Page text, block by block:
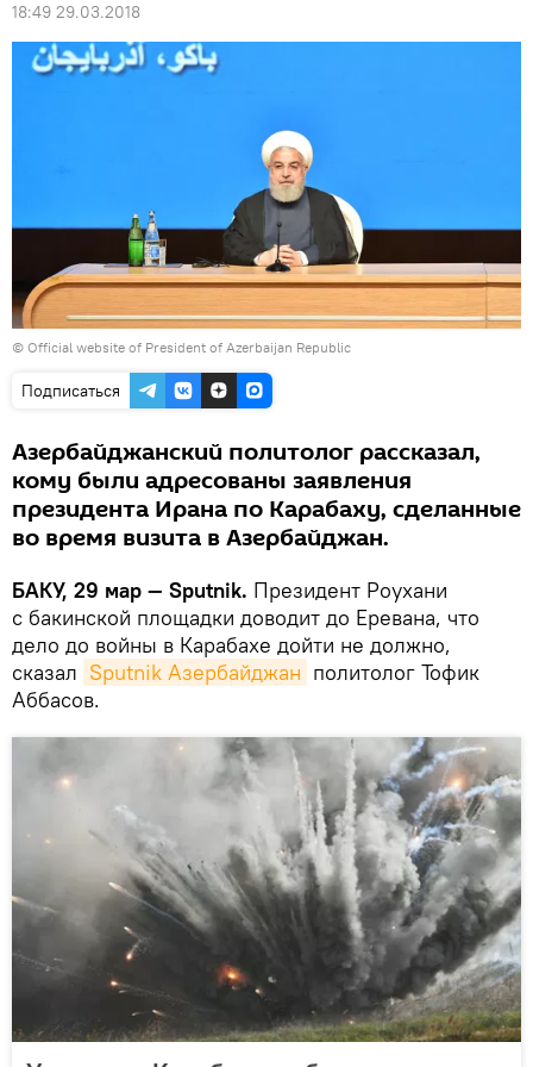
18:49 29.03.2018
© Official website of President of Azerbaijan Republic
Подписаться
Азербайджанский политолог рассказал,
кому были адресованы заявления
президента Ирана по Карабаху, сделанные
во время визита в Азербайджан.
БАКУ, 29 мар — Sputnik. Президент Роухани
с бакинской площадки доводит до Еревана, что
дело до войны в Карабахе дойти не должно,
сказал Sputnik Азербайджан политолог Тофик
Аббасов.